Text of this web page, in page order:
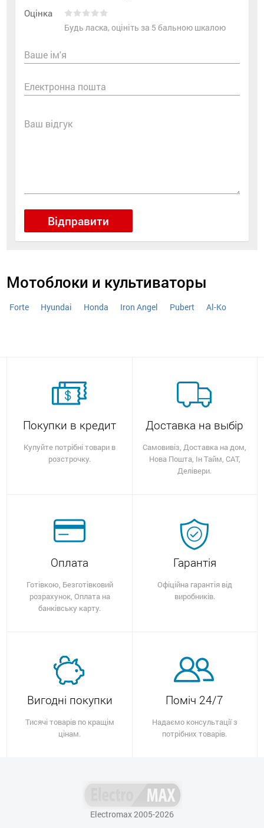
Оцінка
Будь ласка, оцініть за 5 бальною шкалою
Ваше ім'я
Електронна пошта
Ваш відгук
Відправити
Мотоблоки и культиваторы
Forte Hyundai Honda Iron Angel Pubert Al-Ko
Покупки в кредит
Купуйте потрібні товари в
розстрочку.
Доставка на выбір
Самовивіз, Доставка на дом,
Нова Пошта, Ін Тайм, САТ,
Делівери.
Оплата
Готівкою, Безготівковий
розрахунок, Оплата на
банківську карту.
Гарантія
Офіційна гарантія від
виробників.
Вигодні покупки
Тисячі товарів по кращім
цінам.
Поміч 24/7
Надаємо консультації з
потрібних товарів.
Electromax 2005-2026